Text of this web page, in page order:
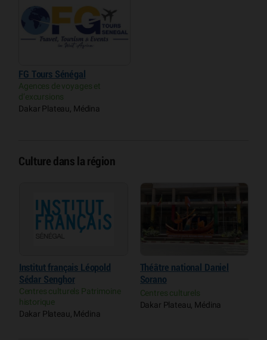
FG Tours Sénégal
Agences de voyages et
d’excursions
Dakar Plateau, Médina
Culture dans la région
Institut français Léopold
Sédar Senghor
Centres culturels Patrimoine
historique
Dakar Plateau, Médina
Théâtre national Daniel
Sorano
Centres culturels
Dakar Plateau, Médina